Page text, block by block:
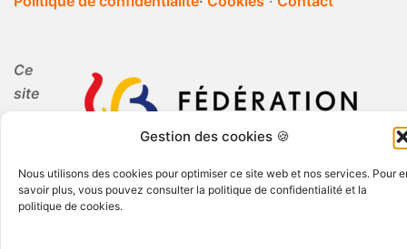
Gestion des cookies 🍪
Nous utilisons des cookies pour optimiser ce site web et nos services. Pour
savoir plus, vous pouvez consulter la politique de confidentialité et la
politique de cookies.
Ce
site
l'Education Permanente.